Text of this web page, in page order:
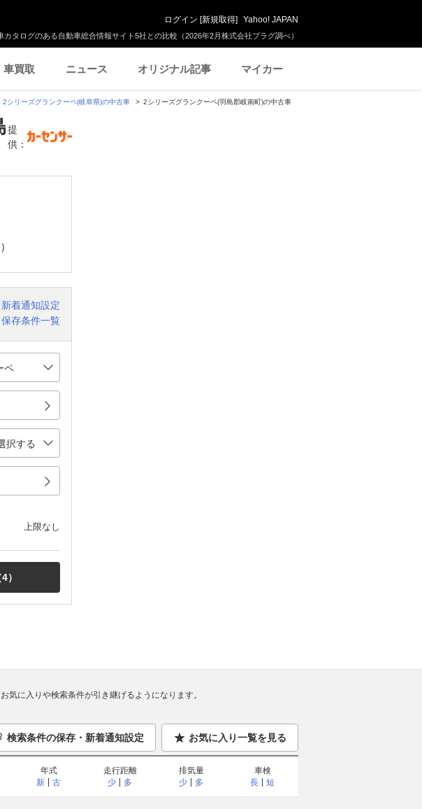
タログのある自動車総合情報サイト5社との比較（2026年2月株式会社プラグ調べ）
ログイン [新規取得] Yahoo! JAPAN
車買取 ニュース オリジナル記事 マイカー
2シリーズグランクーペ(岐阜県)の中古車 2シリーズグランクーペ(羽島郡岐南町)の中古車
提
供：
着通知設定
保存条件一覧
上限なし
4）
に入りや検索条件が引き継げるようになります。
検索条件の保存・新着通知設定 お気に入り一覧を見る
年式
新
古
走行距離
少
多
排気量
少
多
車検
長
短